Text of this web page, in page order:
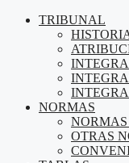
TRIBUNAL
NORMAS
OTRAS